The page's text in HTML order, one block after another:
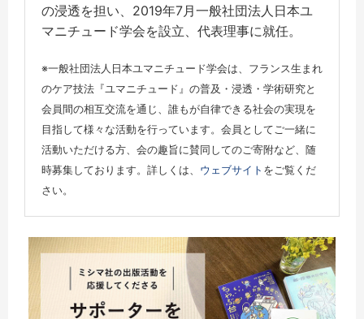
の浸透を担い、2019年7月一般社団法人日本ユ
マニチュード学会を設立、代表理事に就任。
※一般社団法人日本ユマニチュード学会は、フランス生まれ
のケア技法『ユマニチュード』の普及・浸透・学術研究と
会員間の相互交流を通じ、誰もが自律できる社会の実現を
目指して様々な活動を行っています。会員としてご一緒に
活動いただける方、会の趣旨に賛同してのご寄附など、随
時募集しております。詳しくは、 ウェブサイト をご覧くだ
さい。